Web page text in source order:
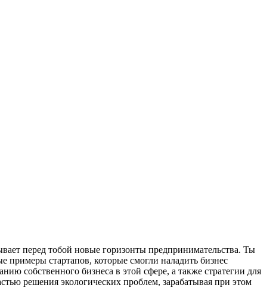
перед тобой новые горизонты предпринимательства. Ты
стартапов, которые смогли наладить бизнес
собственного бизнеса в этой сфере, а также стратегии для
решения экологических проблем, зарабатывая при этом